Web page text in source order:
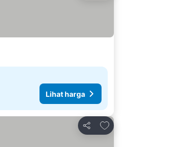
Lihat harga
Bagikan
Tambahkan ke favorit